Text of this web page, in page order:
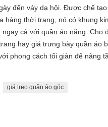
đến váy dạ hội. Được chế
hàng thời trang, nó có khung
cả với quần áo nặng. Cho
hay giá trưng bày quần áo
phong cách tối giản để nâng
giá treo quần áo góc